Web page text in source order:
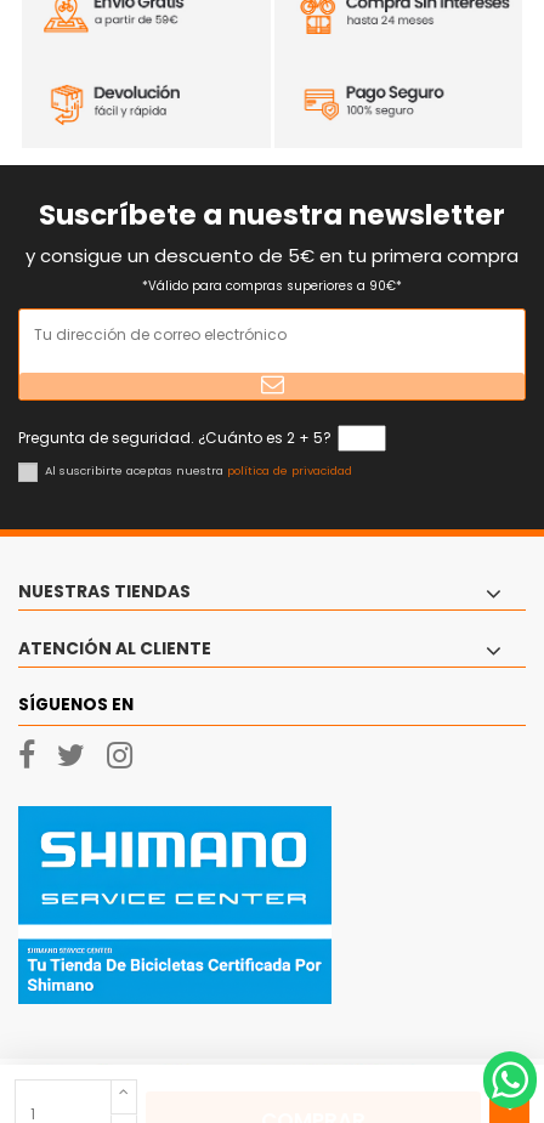
Suscríbete a nuestra newsletter
y consigue un descuento de 5€ en tu primera compra
*Válido para compras superiores a 90€*
Pregunta de seguridad. ¿Cuánto es 2 + 5?
Al suscribirte aceptas nuestra política de privacidad
NUESTRAS TIENDAS
ATENCIÓN AL CLIENTE
SÍGUENOS EN